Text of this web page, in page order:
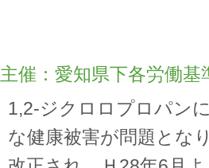
主催：愛知県下各労働基
1,2-ジクロロプロパン
な健康被害が問題とな